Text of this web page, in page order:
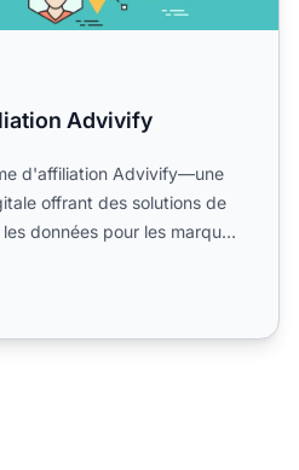
Advivify
d'affiliation Advivify—une
offrant des solutions de
données pour les marques